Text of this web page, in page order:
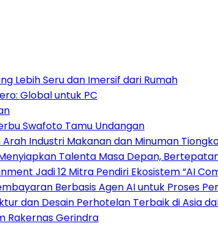
Lebih Seru dan Imersif dari Rumah
Global untuk PC
Swafoto Tamu Undangan
Industri Makanan dan Minuman
Talenta Masa Depan,
Jadi 12 Mitra Pendiri Ekosistem “AI
Berbasis Agen AI untuk Proses
dan Desain Perhotelan Terbaik di Asia
Rakernas Gerindra